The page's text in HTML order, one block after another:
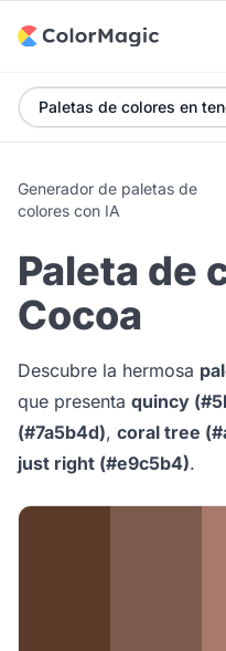
Paletas de colores en
Generador de paletas de
colores con IA
Paleta de
Cocoa
Descubre la hermosa
que presenta quincy
(#7a5b4d), coral tree
just right (#e9c5b4).